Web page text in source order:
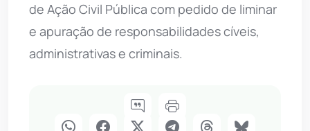
de Ação Civil Pública com pedido de liminar
e apuração de responsabilidades cíveis,
administrativas e criminais.